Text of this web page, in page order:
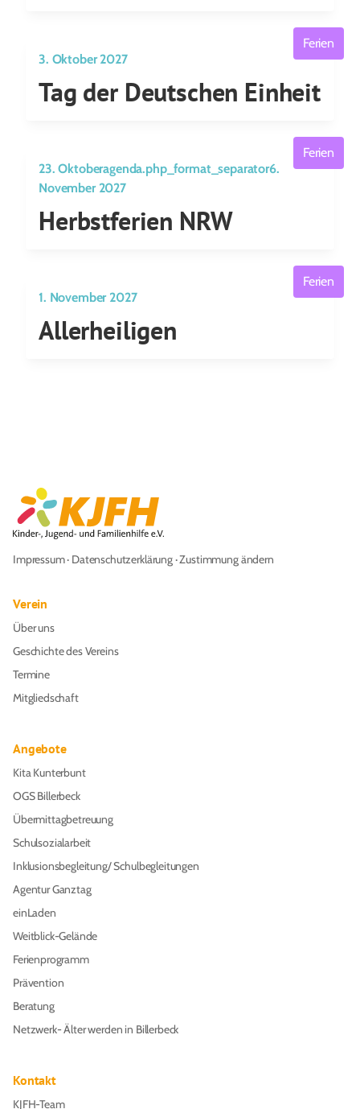
Ferien
3. Oktober 2027
Tag der Deutschen Einheit
Ferien
23. Oktoberagenda.php_format_separator6.
November 2027
Herbstferien NRW
Ferien
1. November 2027
Allerheiligen
Impressum· Datenschutzerklärung·Zustimmung ändern
Verein
Über uns
Geschichte des Vereins
Termine
Mitgliedschaft
Angebote
Kita Kunterbunt
OGS Billerbeck
Übermittagbetreuung
Schulsozialarbeit
Inklusionsbegleitung/ Schulbegleitungen
Agentur Ganztag
einLaden
Weitblick-Gelände
Ferienprogramm
Prävention
Beratung
Netzwerk- Älter werden in Billerbeck
Kontakt
KJFH-Team